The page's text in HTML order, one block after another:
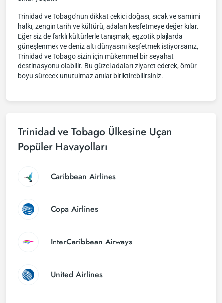
Trinidad ve Tobago'nun dikkat çekici doğası, sıcak ve samimi
halkı, zengin tarih ve kültürü, adaları keşfetmeye değer kılar.
Eğer siz de farklı kültürlerle tanışmak, egzotik plajlarda
güneşlenmek ve deniz altı dünyasını keşfetmek istiyorsanız,
Trinidad ve Tobago sizin için mükemmel bir seyahat
destinasyonu olabilir. Bu güzel adaları ziyaret ederek, ömür
boyu sürecek unutulmaz anılar biriktirebilirsiniz.
Trinidad ve Tobago Ülkesine Uçan
Popüler Havayolları
Caribbean Airlines
Copa Airlines
InterCaribbean Airways
United Airlines